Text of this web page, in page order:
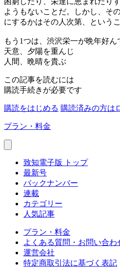
ようもないことだ。しかし、そ
にするかはその人次第、という
もう1つは、渋沢栄一が晩年好ん
天意、夕陽を重んじ
人間、晩晴を貴ぶ
この記事を読むには
購読手続きが必要です
購読をはじめる 購読済みの方は
プラン・料金
致知電子版 トップ
最新号
バックナンバー
連載
カテゴリー
人気記事
プラン・料金
よくある質問・お問い合わ
運営会社
特定商取引法に基づく表記